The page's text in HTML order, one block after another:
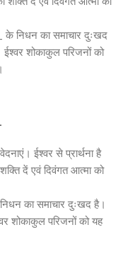
के निधन का समाचार दुःखद
ईश्वर शोकाकुल परिजनों को
ईश्वर से प्रार्थना है
दें एवं दिवंगत आत्मा को
का समाचार दुःखद है।
शोकाकुल परिजनों को यह